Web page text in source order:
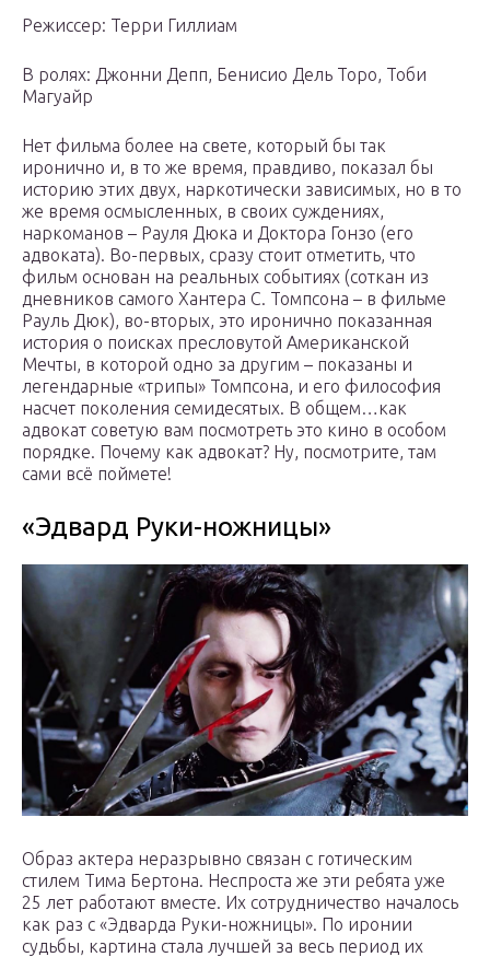
Режиссер: Терри Гиллиам
В ролях: Джонни Депп, Бенисио Дель Торо, Тоби
Магуайр
Нет фильма более на свете, который бы так
иронично и, в то же время, правдиво, показал бы
историю этих двух, наркотически зависимых, но в то
же время осмысленных, в своих суждениях,
наркоманов – Рауля Дюка и Доктора Гонзо (его
адвоката). Во-первых, сразу стоит отметить, что
фильм основан на реальных событиях (соткан из
дневников самого Хантера С. Томпсона – в фильме
Рауль Дюк), во-вторых, это иронично показанная
история о поисках пресловутой Американской
Мечты, в которой одно за другим – показаны и
легендарные «трипы» Томпсона, и его философия
насчет поколения семидесятых. В общем…как
адвокат советую вам посмотреть это кино в особом
порядке. Почему как адвокат? Ну, посмотрите, там
сами всё поймете!
«Эдвард Руки-ножницы»
Образ актера неразрывно связан с готическим
стилем Тима Бертона. Неспроста же эти ребята уже
25 лет работают вместе. Их сотрудничество началось
как раз с «Эдварда Руки-ножницы». По иронии
судьбы, картина стала лучшей за весь период их